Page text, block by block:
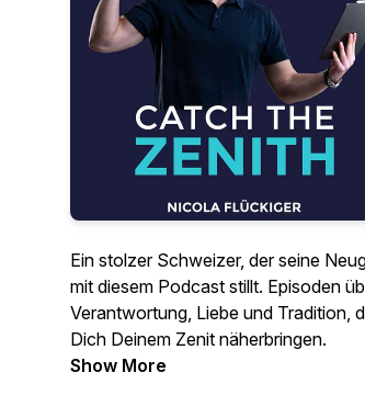
Ein stolzer Schweizer, der seine
mit diesem Podcast stillt. Episoden
Verantwortung, Liebe und Tradition,
Dich Deinem Zenit näherbringen.
Show More